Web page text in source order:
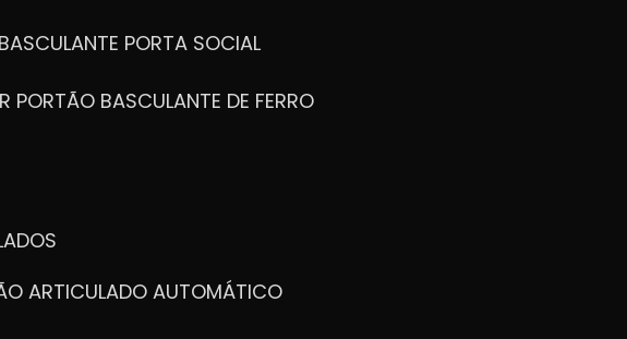
PORTA SOCIAL
PORTÃO BASCULANTE DE FERRO
ARTICULADO AUTOMÁTICO